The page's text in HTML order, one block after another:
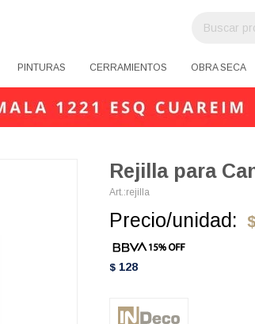
PINTURAS CERRAMIENTOS OBRA SECA
Rejilla para
rejilla
Precio/unidad: $
$ 128